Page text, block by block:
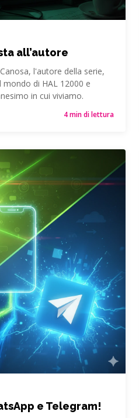
all’autore
l'autore della serie,
di HAL 12000 e
in cui viviamo.
4 min di lettura
e Telegram!